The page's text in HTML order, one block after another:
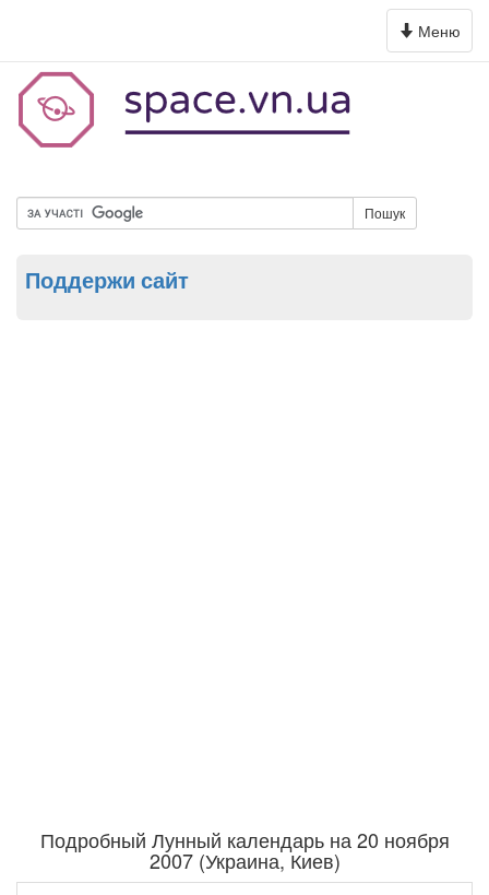
Toggle
navigation
Меню
Пошук
Поддержи сайт
Подробный Лунный календарь на 20 ноября
2007 (Украина, Киев)